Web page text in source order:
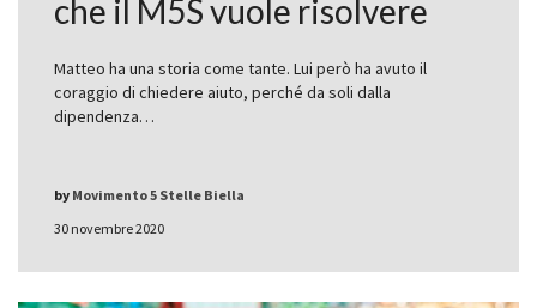
che il M5S vuole risolvere
Matteo ha una storia come tante. Lui però ha avuto il
coraggio di chiedere aiuto, perché da soli dalla
dipendenza…
30 novembre 2020
by Movimento 5 Stelle Biella